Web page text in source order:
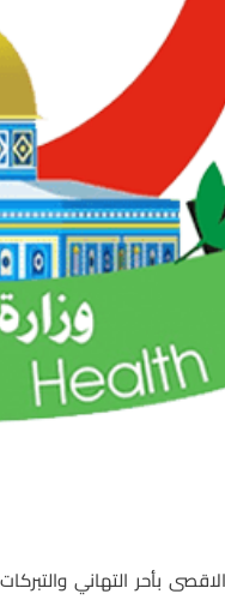
بأحر التهاني